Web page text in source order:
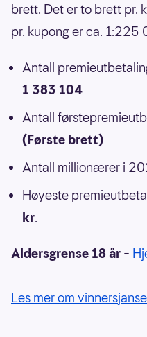
brett. Det er to brett pr.
pr. kupong er ca. 1:225
Antall
1 383 104
Antall
(Første brett)
Antall millionærer i
Høyeste
kr.
Aldersgrense 18 år –
Les mer om